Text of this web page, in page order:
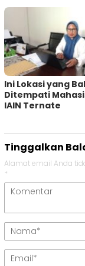
Ini Lokasi yang
Ditempati
IAIN Ternate
Tinggalkan
Alamat email Anda
*